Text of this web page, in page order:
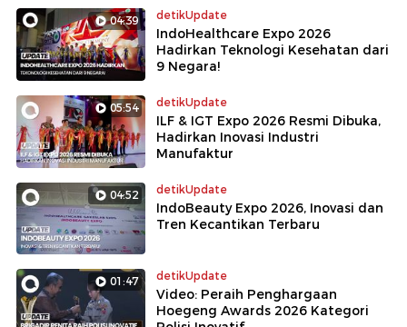
04:39 detikUpdate
IndoHealthcare Expo 2026
Hadirkan Teknologi Kesehatan dari
9 Negara!
05:54 detikUpdate
ILF & IGT Expo 2026 Resmi Dibuka,
Hadirkan Inovasi Industri
Manufaktur
04:52 detikUpdate
IndoBeauty Expo 2026, Inovasi dan
Tren Kecantikan Terbaru
01:47 detikUpdate
Video: Peraih Penghargaan
Hoegeng Awards 2026 Kategori